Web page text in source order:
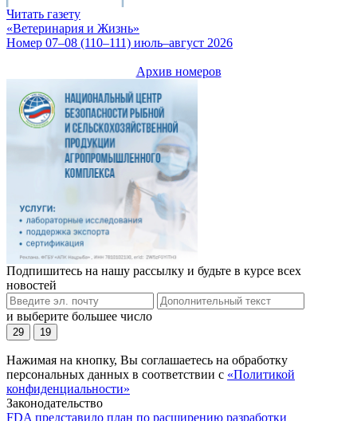
Читать газету
«Ветеринария и Жизнь»
Номер 07–08 (110–111) июль–август 2026
Архив номеров
Подпишитесь на нашу рассылку и будьте в курсе всех
новостей
и выберите большее число
29 19
Нажимая на кнопку, Вы соглашаетесь на обработку
персональных данных в соответствии с «Политикой
конфиденциальности»
Законодательство
FDA представило план по расширению разработки